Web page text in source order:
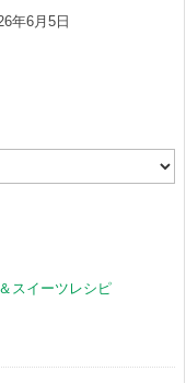
年6月5日
スイーツレシピ